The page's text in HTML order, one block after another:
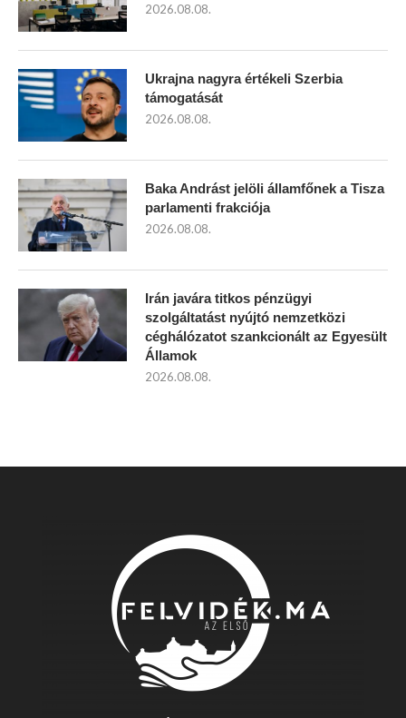
2026.08.08.
Ukrajna nagyra értékeli Szerbia
támogatását
2026.08.08.
Baka Andrást jelöli államfőnek a Tisza
parlamenti frakciója
2026.08.08.
Irán javára titkos pénzügyi
szolgáltatást nyújtó nemzetközi
céghálózatot szankcionált az Egyesült
Államok
2026.08.08.